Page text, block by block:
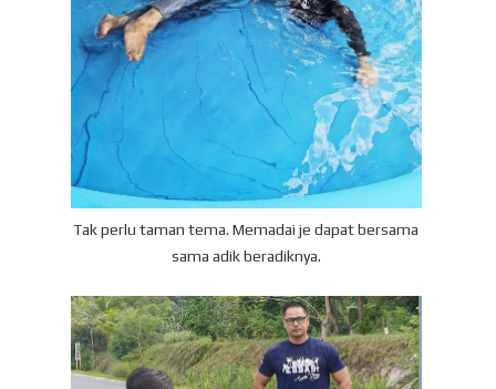
Tak perlu taman tema. Memadai je dapat bersama
sama adik beradiknya.